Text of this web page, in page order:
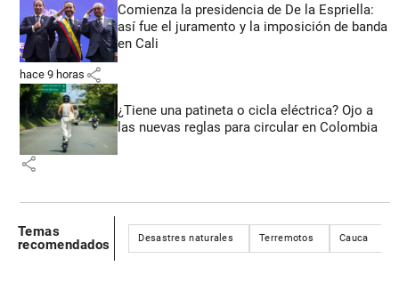
Comienza la presidencia de De la Espriella:
así fue el juramento y la imposición de banda
en Cali
hace 9 horas share
¿Tiene una patineta o cicla eléctrica? Ojo a
las nuevas reglas para circular en Colombia
share
Temas
recomendados
Desastres naturales Terremotos Cauca